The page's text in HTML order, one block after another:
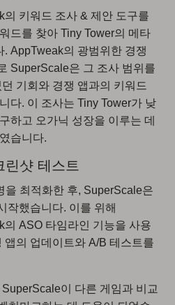
키워드 조사 & 제안 도구를
드를 찾아 Tiny Tower의 메타
AppTweak의 광범위한 경쟁
SuperScale은 그 조사 범위를
기회와 경쟁 앱과의 키워드
다. 이 조사는 Tiny Tower가 낮
하고 오가닉 성장을 이루는 데
습니다.
린샷 테스트
을 최적화한 후, SuperScale은
작했습니다. 이를 위해
ASO 타임라인 기능을 사용
앱의 업데이트와 A/B 테스트를
이 다른 게임과 비교